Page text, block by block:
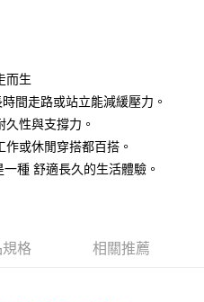
華泰商業銀行
遠東國際商業銀行
永豐商業銀行
中國信託商業銀行
而生
間走路或站立能減緩壓力。
性與支撐力。
或休閒穿搭都百搭。
種 舒適長久的生活體驗。
規格 相關推薦